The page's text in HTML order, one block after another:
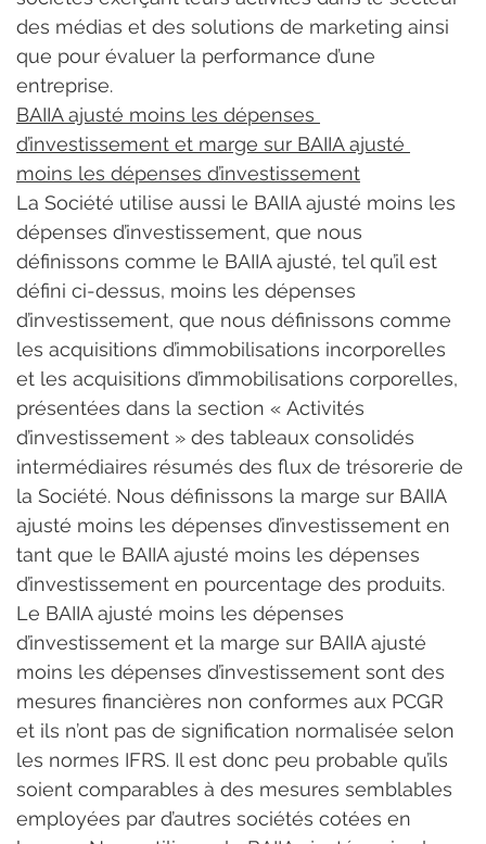
des médias et des solutions de marketing ainsi
que pour évaluer la performance d’une
entreprise.
BAIIA ajusté moins les dépenses
d’investissement et marge sur BAIIA ajusté
moins les dépenses d’investissement
La Société utilise aussi le BAIIA ajusté moins les
dépenses d’investissement, que nous
définissons comme le BAIIA ajusté, tel qu’il est
défini ci-dessus, moins les dépenses
d’investissement, que nous définissons comme
les acquisitions d’immobilisations incorporelles
et les acquisitions d’immobilisations corporelles,
présentées dans la section « Activités
d’investissement » des tableaux consolidés
intermédiaires résumés des flux de trésorerie de
la Société. Nous définissons la marge sur BAIIA
ajusté moins les dépenses d’investissement en
tant que le BAIIA ajusté moins les dépenses
d’investissement en pourcentage des produits.
Le BAIIA ajusté moins les dépenses
d’investissement et la marge sur BAIIA ajusté
moins les dépenses d’investissement sont des
mesures financières non conformes aux PCGR
et ils n’ont pas de signification normalisée selon
les normes IFRS. Il est donc peu probable qu’ils
soient comparables à des mesures semblables
employées par d’autres sociétés cotées en